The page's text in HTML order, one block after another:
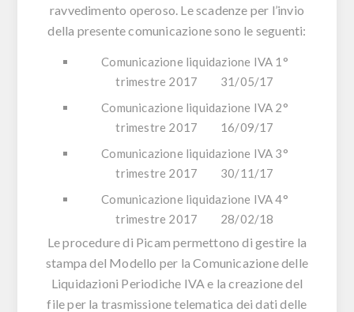
ravvedimento operoso. Le scadenze per l’invio
della presente comunicazione sono le seguenti:
Comunicazione liquidazione IVA 1°
trimestre 2017 31/05/17
Comunicazione liquidazione IVA 2°
trimestre 2017 16/09/17
Comunicazione liquidazione IVA 3°
trimestre 2017 30/11/17
Comunicazione liquidazione IVA 4°
trimestre 2017 28/02/18
Le procedure di Picam permettono di gestire la
stampa del Modello per la Comunicazione delle
Liquidazioni Periodiche IVA e la creazione del
file per la trasmissione telematica dei dati delle